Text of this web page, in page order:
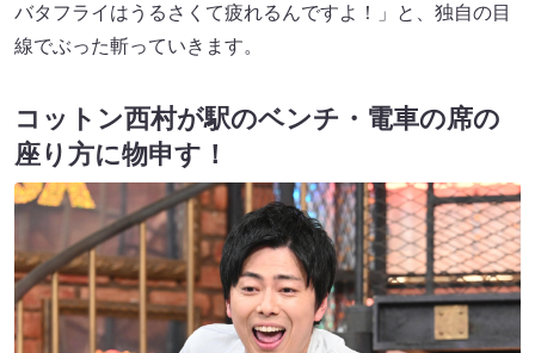
バタフライはうるさくて疲れるんですよ！」と、独自の目
線でぶった斬っていきます。
コットン西村が駅のベンチ・電車の席の
座り方に物申す！